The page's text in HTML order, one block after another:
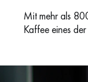
Mit mehr als
Kaffee eines